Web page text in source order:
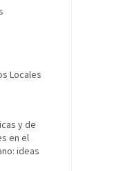
Locales
y de
en el
ideas